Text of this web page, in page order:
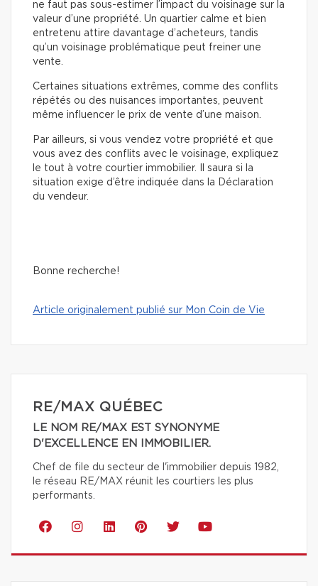
ne faut pas sous-estimer l’impact du voisinage sur la
valeur d’une propriété. Un quartier calme et bien
entretenu attire davantage d’acheteurs, tandis
qu’un voisinage problématique peut freiner une
vente.
Certaines situations extrêmes, comme des conflits
répétés ou des nuisances importantes, peuvent
même influencer le prix de vente d’une maison.
Par ailleurs, si vous vendez votre propriété et que
vous avez des conflits avec le voisinage, expliquez
le tout à votre courtier immobilier. Il saura si la
situation exige d’être indiquée dans la Déclaration
du vendeur.
Bonne recherche!
Article originalement publié sur Mon Coin de Vie
RE/MAX QUÉBEC
LE NOM RE/MAX EST SYNONYME
D'EXCELLENCE EN IMMOBILIER.
Chef de file du secteur de l'immobilier depuis 1982,
le réseau RE/MAX réunit les courtiers les plus
performants.